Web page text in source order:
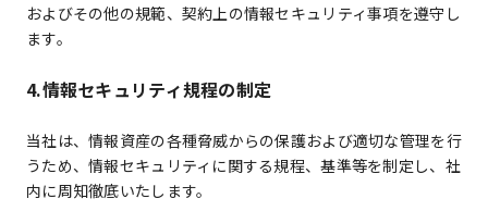
およびその他の規範、契約上の情報セキュリティ事項を遵守し
ます。
4.情報セキュリティ規程の制定
当社は、情報資産の各種脅威からの保護および適切な管理を行
うため、情報セキュリティに関する規程、基準等を制定し、社
内に周知徹底いたします。